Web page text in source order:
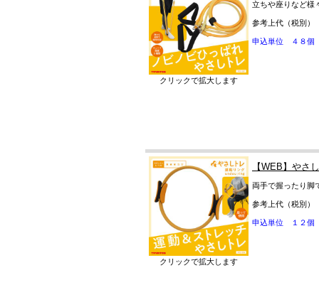
クリックで拡大します
立ちや座りなど様
参考上代（税別）
申込単位 ４８個
クリックで拡大します
【WEB】や
両手で握ったり脚
参考上代（税別）
申込単位 １２個